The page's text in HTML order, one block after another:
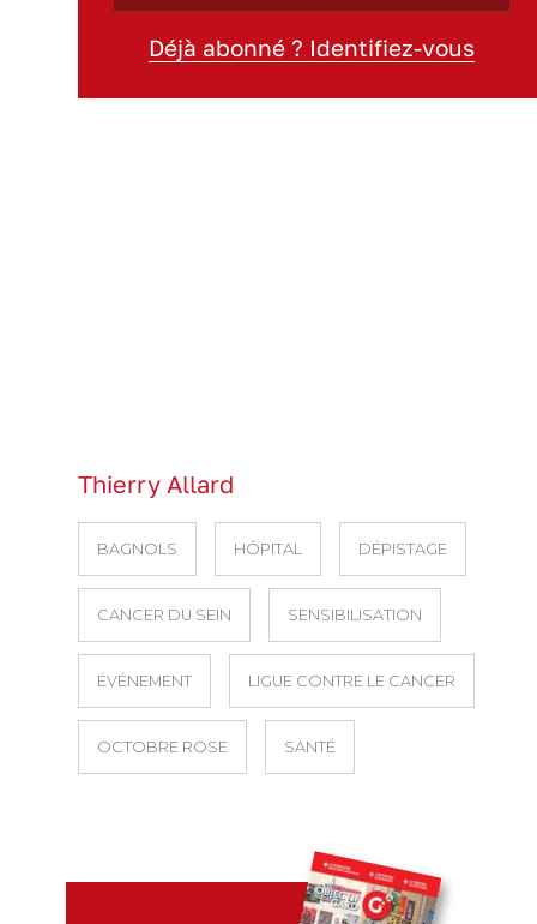
Déjà abonné ? Identifiez-vous
Thierry Allard
BAGNOLS HÔPITAL DÉPISTAGE
CANCER DU SEIN SENSIBILISATION
ÉVÉNEMENT LIGUE CONTRE LE CANCER
OCTOBRE ROSE SANTÉ